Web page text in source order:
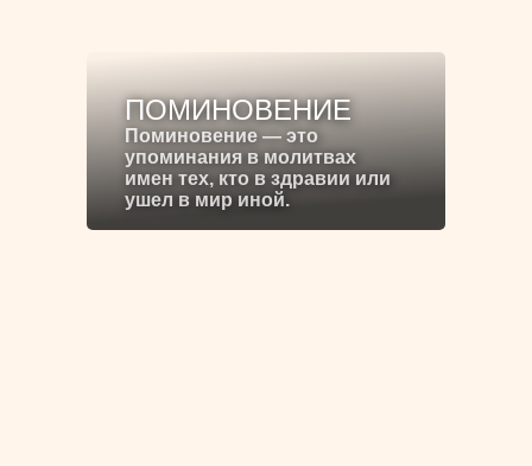
ПОМИНОВЕНИЕ
Поминовение — это
упоминания в молитвах
имен тех, кто в здравии или
ушел в мир иной.